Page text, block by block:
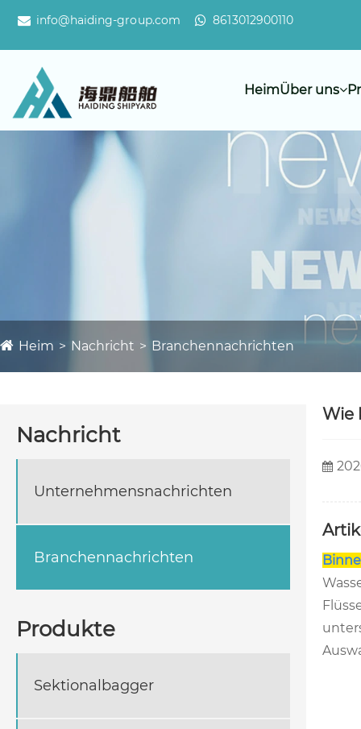
info@haiding-group.com 8613012900110
HeimÜber uns
Heim Nachricht Branchennachrichten
Nachricht
Unternehmensnachrichten
Branchennachrichten
Produkte
Sektionalbagger
Wie